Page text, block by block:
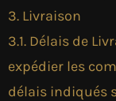
3. Livraison
3.1. Délais de
expédier les
délais indiqués